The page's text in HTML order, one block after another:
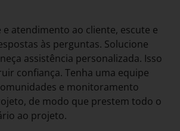
atendimento ao cliente, escute e
às perguntas. Solucione
assistência personalizada. Isso
confiança. Tenha uma equipe
e monitoramento
de modo que prestem todo o
ao projeto.